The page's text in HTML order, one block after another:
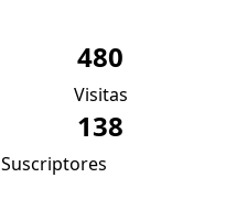
480
Visitas
138
Suscriptores